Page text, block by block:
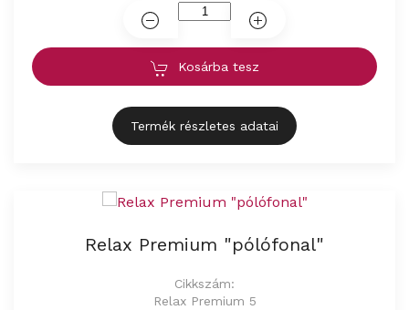
Kosárba tesz
Termék részletes adatai
Relax Premium "pólófonal"
Cikkszám:
Relax Premium 5